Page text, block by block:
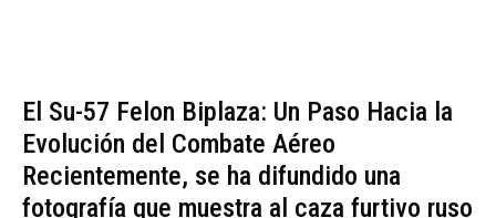
El Su-57 Felon Biplaza: Un Paso Hacia la
Evolución del Combate Aéreo
Recientemente, se ha difundido una
fotografía que muestra al caza furtivo ruso